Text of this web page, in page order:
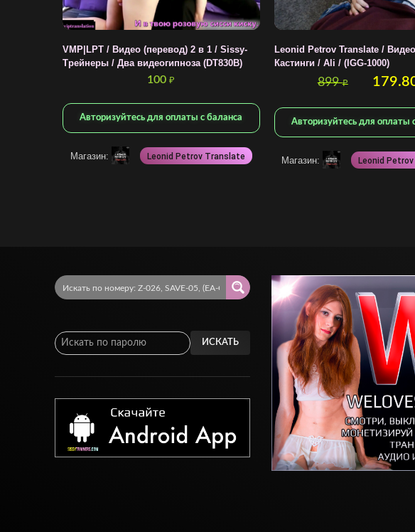
VMP|LPT / Видео (перевод) 2 в 1 / Sissy-
Трейнеры / Два видеогипноза (DT830B)
100₽
Авторизуйтесь для оплаты с баланса
Магазин: Leonid Petrov Translate
Leonid Petrov Translate /
Кастинги / Ali / (IGG-1000)
899₽
Авторизуйтесь для оплаты
Магазин: Leonid
ИСКАТЬ